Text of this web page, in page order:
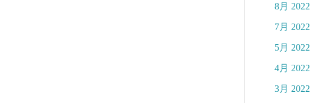
8月 2022
7月 2022
5月 2022
4月 2022
3月 2022